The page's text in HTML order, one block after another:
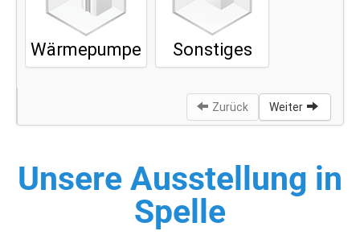
Unsere Ausstellung in
Spelle